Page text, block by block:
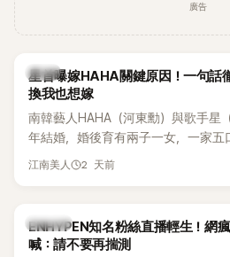
廣告
韓星
星首曝嫁HAHA關鍵原因！一句話
換我也想嫁
南韓藝人HAHA（河東勳）與歌手星
年結婚，婚後育有兩子一女，一家五
國演藝圈公認的模範夫妻。近日，星
江南美人 2 天前
K-POP
ENHYPEN知名粉絲直播輕生！網
喊：請不要再揣測